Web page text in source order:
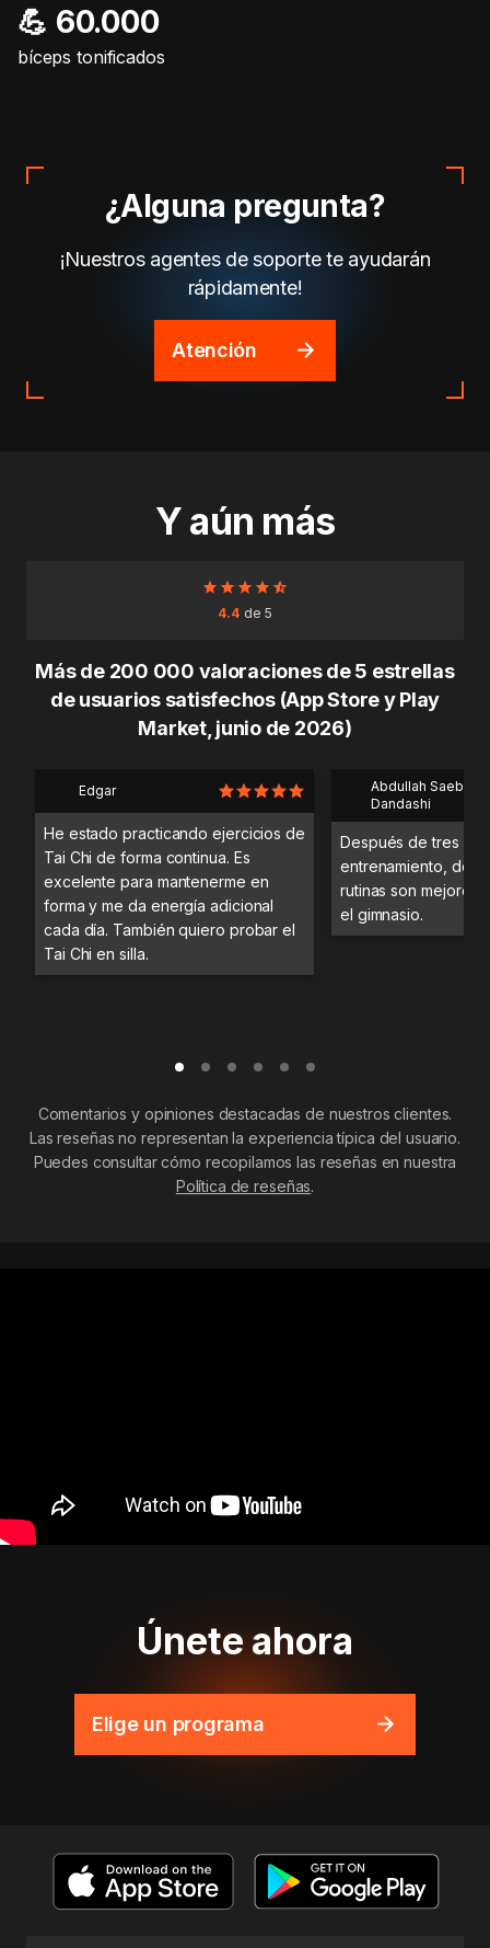
💪 60.000
bíceps tonificados
¿Alguna pregunta?
¡Nuestros agentes de soporte te ayudarán
rápidamente!
Atención
Y aún más
4.4 de 5
Más de 200 000 valoraciones de 5 estrellas
de usuarios satisfechos (App Store y Play
Market, junio de 2026)
Edgar
He estado practicando ejercicios de
Tai Chi de forma continua. Es
excelente para mantenerme en
forma y me da energía adicional
cada día. También quiero probar el
Tai Chi en silla.
Abdullah Saeb Al
Dandashi
Después de tres
entrenamiento,
rutinas son mejores
el gimnasio.
Comentarios y opiniones destacadas de nuestros clientes.
Las reseñas no representan la experiencia típica del usuario.
Puedes consultar cómo recopilamos las reseñas en nuestra
Política de reseñas.
Únete ahora
Elige un programa